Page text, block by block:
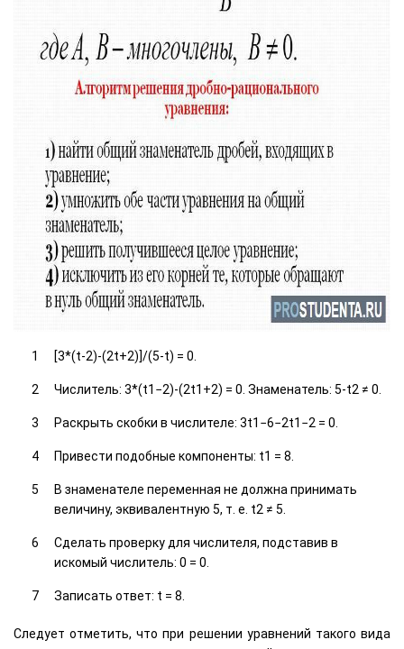
[3*(t-2)-(2t+2)]/(5-t) = 0.
Числитель: 3*(t1−2)-(2t1+2) = 0. Знаменатель: 5-t2 ≠ 0.
Раскрыть скобки в числителе: 3t1−6−2t1−2 = 0.
Привести подобные компоненты: t1 = 8.
В знаменателе переменная не должна принимать
величину, эквивалентную 5, т. е. t2 ≠ 5.
Сделать проверку для числителя, подставив в
искомый числитель: 0 = 0.
Записать ответ: t = 8.
Следует отметить, что при решении уравнений такого вида